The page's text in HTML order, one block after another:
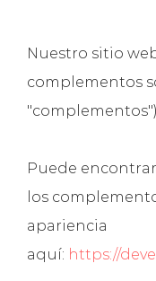
Nuestro sitio
complementos
Puede
los
apariencia
aquí: https://